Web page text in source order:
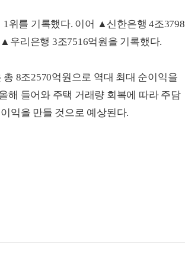
위를 기록했다. 이어 ▲신한은행 4조3798
리은행 3조7516억원을 기록했다.
8조2570억원으로 역대 최대 순이익을
해 들어와 주택 거래량 회복에 따라 주담
익을 만들 것으로 예상된다.